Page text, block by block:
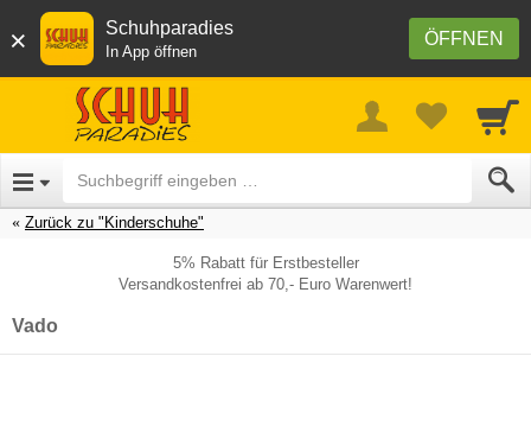
× ÖFFNEN
Schuhparadies
In App öffnen
Zurück zu "Kinderschuhe"
5% Rabatt für Erstbesteller
Versandkostenfrei ab 70,- Euro Warenwert!
Vado